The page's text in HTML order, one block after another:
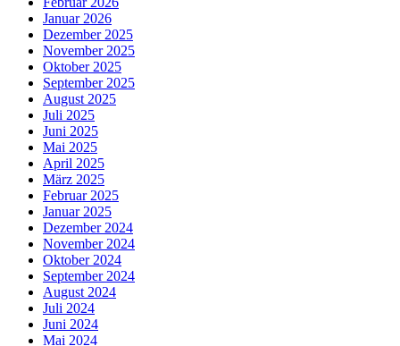
Januar 2026
Dezember 2025
November 2025
Oktober 2025
September 2025
August 2025
Juli 2025
Juni 2025
Mai 2025
April 2025
März 2025
Februar 2025
Januar 2025
Dezember 2024
November 2024
Oktober 2024
September 2024
August 2024
Juli 2024
Juni 2024
Mai 2024